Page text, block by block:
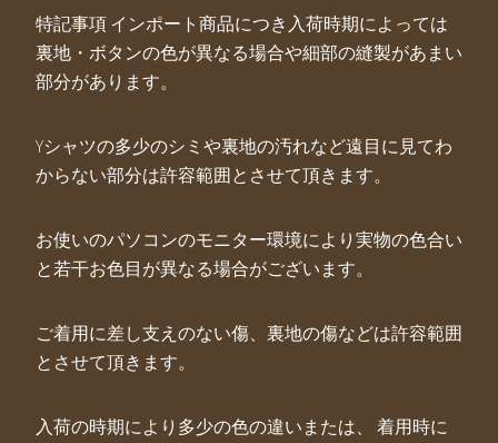
特記事項 インポート商品につき入荷時期によっては
裏地・ボタンの色が異なる場合や細部の縫製があまい
部分があります。
Yシャツの多少のシミや裏地の汚れなど遠目に見てわ
からない部分は許容範囲とさせて頂きます。
お使いのパソコンのモニター環境により実物の色合い
と若干お色目が異なる場合がございます。
ご着用に差し支えのない傷、裏地の傷などは許容範囲
とさせて頂きます。
入荷の時期により多少の色の違いまたは、 着用時に